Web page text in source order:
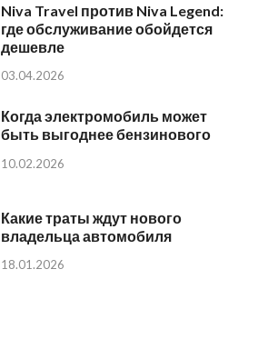
Niva Travel против Niva Legend:
где обслуживание обойдется
дешевле
03.04.2026
Когда электромобиль может
быть выгоднее бензинового
10.02.2026
Какие траты ждут нового
владельца автомобиля
18.01.2026